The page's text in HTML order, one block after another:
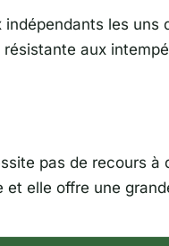
les uns
aux
pas de recours à
et elle offre une